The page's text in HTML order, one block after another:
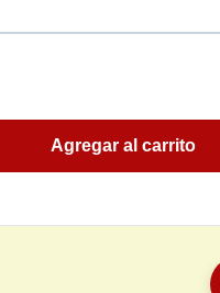
Agregar al carrito